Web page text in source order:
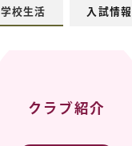
学校生活 入試情報
クラブ紹介